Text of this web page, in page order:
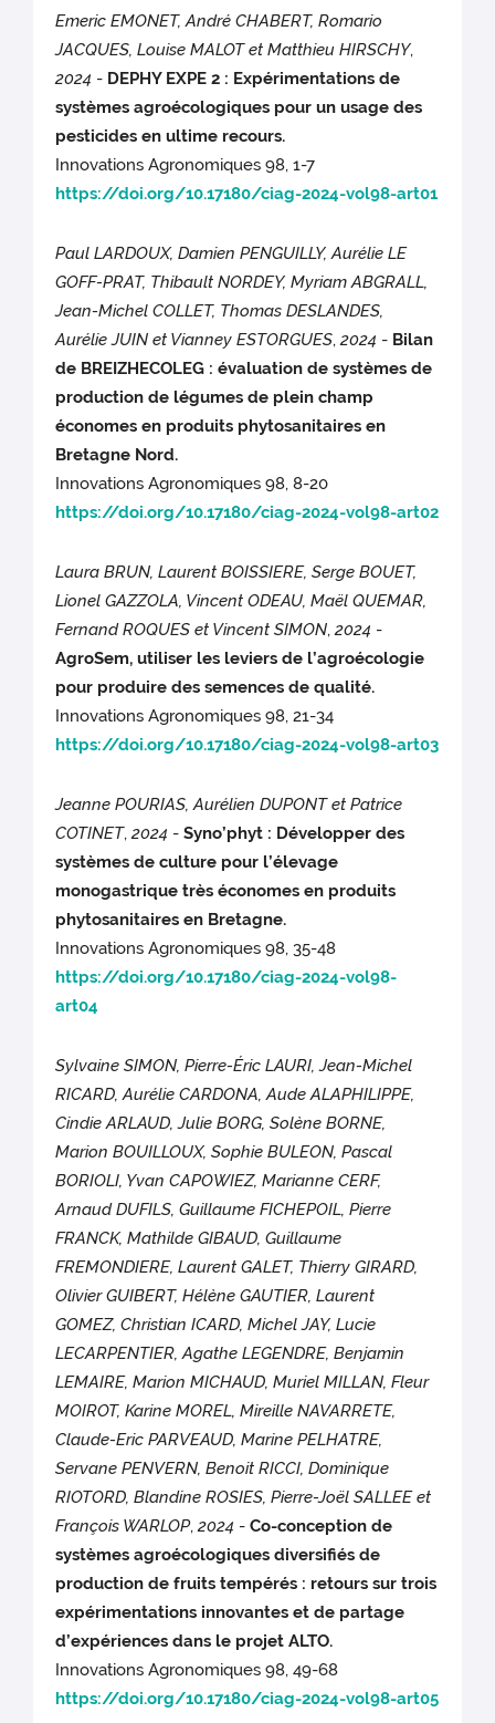
Emeric EMONET, André CHABERT, Romario
JACQUES, Louise MALOT et Matthieu HIRSCHY,
2024 - DEPHY EXPE 2 : Expérimentations de
systèmes agroécologiques pour un usage des
pesticides en ultime recours.
Innovations Agronomiques 98, 1-7
https://doi.org/10.17180/ciag-2024-vol98-art01
Paul LARDOUX, Damien PENGUILLY, Aurélie LE
GOFF-PRAT, Thibault NORDEY, Myriam ABGRALL,
Jean-Michel COLLET, Thomas DESLANDES,
Aurélie JUIN et Vianney ESTORGUES,2024 - Bilan
de BREIZHECOLEG : évaluation de systèmes de
production de légumes de plein champ
économes en produits phytosanitaires en
Bretagne Nord.
Innovations Agronomiques 98, 8-20
https://doi.org/10.17180/ciag-2024-vol98-art02
Laura BRUN, Laurent BOISSIERE, Serge BOUET,
Lionel GAZZOLA, Vincent ODEAU, Maël QUEMAR,
Fernand ROQUES et Vincent SIMON,2024 -
AgroSem, utiliser les leviers de l’agroécologie
pour produire des semences de qualité.
Innovations Agronomiques 98, 21-34
https://doi.org/10.17180/ciag-2024-vol98-art03
Jeanne POURIAS, Aurélien DUPONT et Patrice
COTINET,2024 -Syno’phyt : Développer des
systèmes de culture pour l’élevage
monogastrique très économes en produits
phytosanitaires en Bretagne.
Innovations Agronomiques 98, 35-48
https://doi.org/10.17180/ciag-2024-vol98-
art04
Sylvaine SIMON, Pierre-Éric LAURI, Jean-Michel
RICARD, Aurélie CARDONA, Aude ALAPHILIPPE,
Cindie ARLAUD, Julie BORG, Solène BORNE,
Marion BOUILLOUX, Sophie BULEON, Pascal
BORIOLI, Yvan CAPOWIEZ, Marianne CERF,
Arnaud DUFILS, Guillaume FICHEPOIL, Pierre
FRANCK, Mathilde GIBAUD, Guillaume
FREMONDIERE, Laurent GALET, Thierry GIRARD,
Olivier GUIBERT, Hélène GAUTIER, Laurent
GOMEZ, Christian ICARD, Michel JAY, Lucie
LECARPENTIER, Agathe LEGENDRE, Benjamin
LEMAIRE, Marion MICHAUD, Muriel MILLAN, Fleur
MOIROT, Karine MOREL, Mireille NAVARRETE,
Claude-Eric PARVEAUD, Marine PELHATRE,
Servane PENVERN, Benoit RICCI, Dominique
RIOTORD, Blandine ROSIES, Pierre-Joël SALLEE et
François WARLOP,2024 -Co-conception de
systèmes agroécologiques diversifiés de
production de fruits tempérés : retours sur trois
expérimentations innovantes et de partage
d’expériences dans le projet ALTO.
Innovations Agronomiques 98, 49-68
https://doi.org/10.17180/ciag-2024-vol98-art05